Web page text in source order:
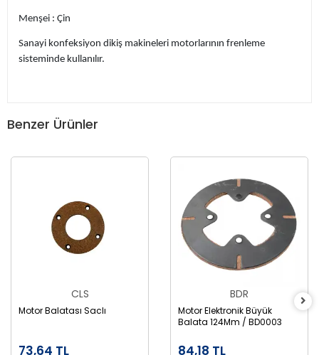
Menşei : Çin
Sanayi konfeksiyon dikiş makineleri motorlarının frenleme
sisteminde kullanılır.
Benzer Ürünler
CLS
Motor Balatası Saclı
73,64 TL
BDR
Motor Elektronik Büyük
Balata 124Mm / BD0003
84,18 TL